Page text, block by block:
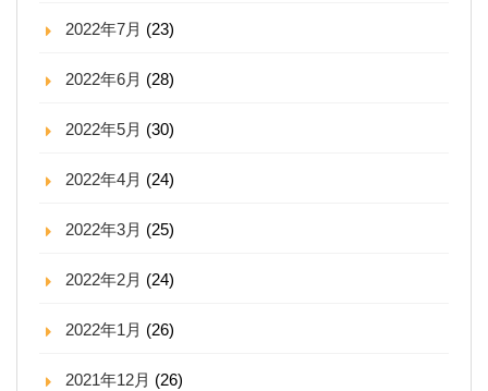
2022年7月 (23)
2022年6月 (28)
2022年5月 (30)
2022年4月 (24)
2022年3月 (25)
2022年2月 (24)
2022年1月 (26)
2021年12月 (26)